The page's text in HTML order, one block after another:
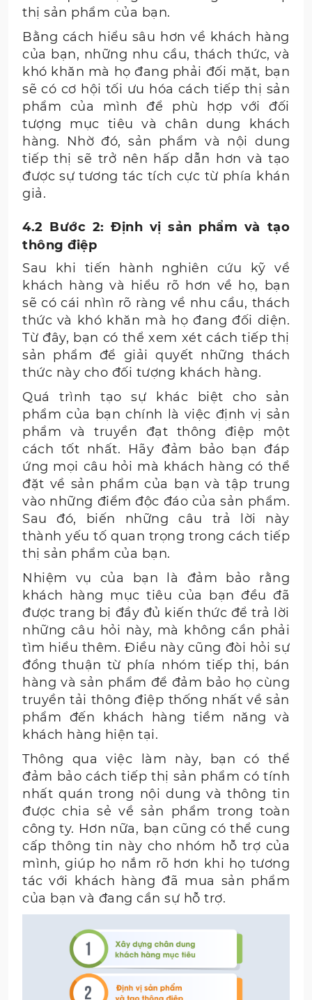
thị sản phẩm của bạn.
Bằng cách hiểu sâu hơn về khách hàng
của bạn, những nhu cầu, thách thức, và
khó khăn mà họ đang phải đối mặt, bạn
sẽ có cơ hội tối ưu hóa cách tiếp thị sản
phẩm của mình để phù hợp với đối
tượng mục tiêu và chân dung khách
hàng. Nhờ đó, sản phẩm và nội dung
tiếp thị sẽ trở nên hấp dẫn hơn và tạo
được sự tương tác tích cực từ phía khán
giả.
4.2 Bước 2: Định vị sản phẩm và tạo
thông điệp
Sau khi tiến hành nghiên cứu kỹ về
khách hàng và hiểu rõ hơn về họ, bạn
sẽ có cái nhìn rõ ràng về nhu cầu, thách
thức và khó khăn mà họ đang đối diện.
Từ đây, bạn có thể xem xét cách tiếp thị
sản phẩm để giải quyết những thách
thức này cho đối tượng khách hàng.
Quá trình tạo sự khác biệt cho sản
phẩm của bạn chính là việc định vị sản
phẩm và truyền đạt thông điệp một
cách tốt nhất. Hãy đảm bảo bạn đáp
ứng mọi câu hỏi mà khách hàng có thể
đặt về sản phẩm của bạn và tập trung
vào những điểm độc đáo của sản phẩm.
Sau đó, biến những câu trả lời này
thành yếu tố quan trọng trong cách tiếp
thị sản phẩm của bạn.
Nhiệm vụ của bạn là đảm bảo rằng
khách hàng mục tiêu của bạn đều đã
được trang bị đầy đủ kiến thức để trả lời
những câu hỏi này, mà không cần phải
tìm hiểu thêm. Điều này cũng đòi hỏi sự
đồng thuận từ phía nhóm tiếp thị, bán
hàng và sản phẩm để đảm bảo họ cùng
truyền tải thông điệp thống nhất về sản
phẩm đến khách hàng tiềm năng và
khách hàng hiện tại.
Thông qua việc làm này, bạn có thể
đảm bảo cách tiếp thị sản phẩm có tính
nhất quán trong nội dung và thông tin
được chia sẻ về sản phẩm trong toàn
công ty. Hơn nữa, bạn cũng có thể cung
cấp thông tin này cho nhóm hỗ trợ của
mình, giúp họ nắm rõ hơn khi họ tương
tác với khách hàng đã mua sản phẩm
của bạn và đang cần sự hỗ trợ.